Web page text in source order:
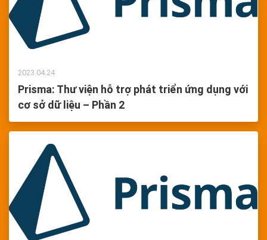
2023.04.24
Prisma: Thư viện hỗ trợ phát triển ứng dụng với
cơ sở dữ liệu – Phần 2